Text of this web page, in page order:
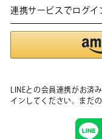
連携サービスでログイ
LINEとの会員連携がお済
インしてください。まだの